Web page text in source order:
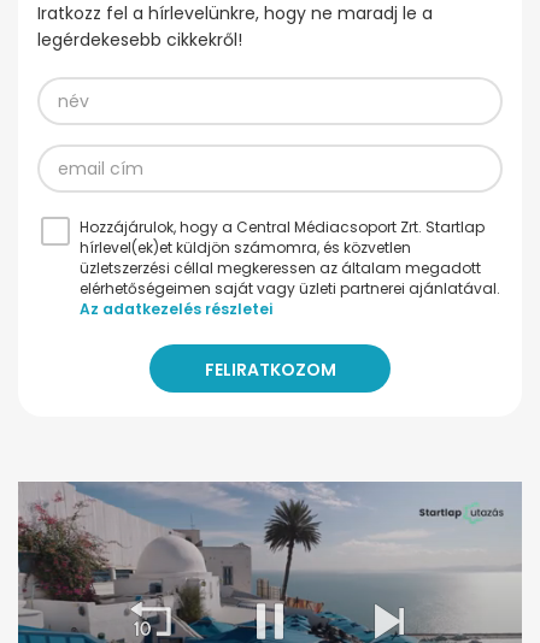
Iratkozz fel a hírlevelünkre, hogy ne maradj le a
legérdekesebb cikkekről!
Hozzájárulok, hogy a Central Médiacsoport Zrt. Startlap
hírlevel(ek)et küldjön számomra, és közvetlen
üzletszerzési céllal megkeressen az általam megadott
elérhetőségeimen saját vagy üzleti partnerei ajánlatával.
Az adatkezelés részletei